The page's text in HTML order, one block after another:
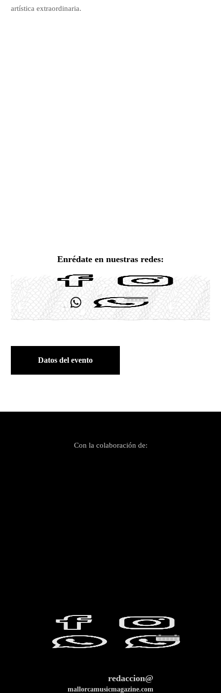
artística extraordinaria.
Enrédate en nuestras redes:
Datos del evento
Con la colaboración de:
redaccion@
mallorcamusicmagazine.com